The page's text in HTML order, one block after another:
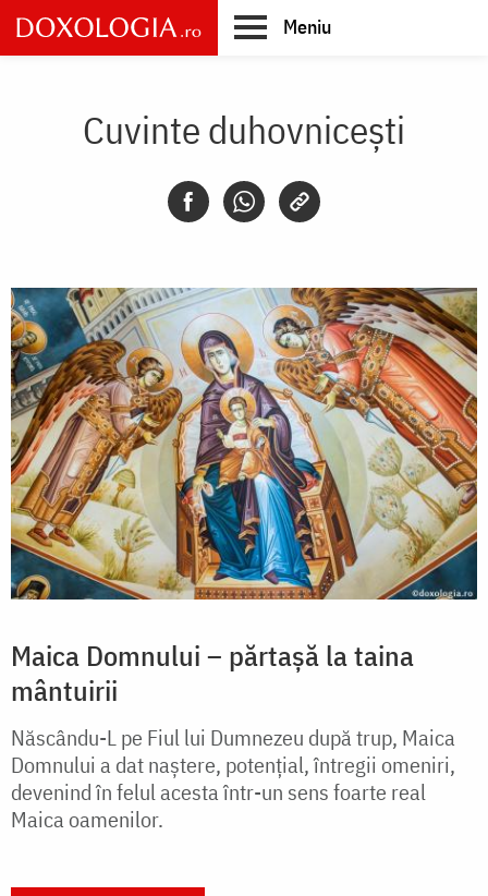
Skip
to
main
Meniu
Cuvinte duhovnicești
Maica Domnului – părtașă la taina
mântuirii
Născându-L pe Fiul lui Dumnezeu după trup, Maica
Domnului a dat naștere, potențial, întregii omeniri,
devenind în felul acesta într-un sens foarte real
Maica oamenilor.